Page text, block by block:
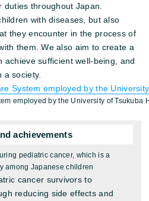
throughout Japan.
with diseases, but also
they encounter in the process of
them. We also aim to create a
achieve sufficient well-being, and
a society.
employed by the University of Tsukuba
achievements
pediatric cancer, which is a
among Japanese children
cancer survivors to
reducing side effects and